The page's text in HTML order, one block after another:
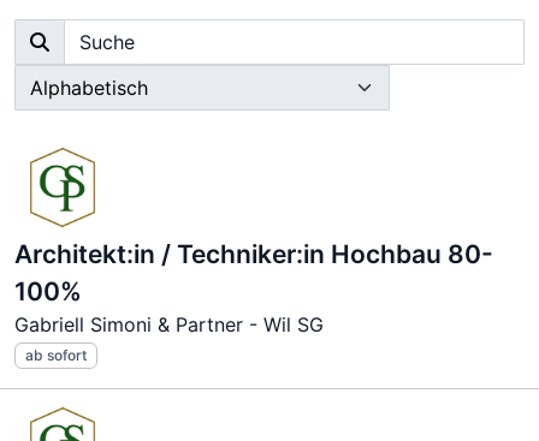
Architekt:in / Techniker:in Hochbau 80-
100%
Gabriell Simoni & Partner - Wil SG
ab sofort